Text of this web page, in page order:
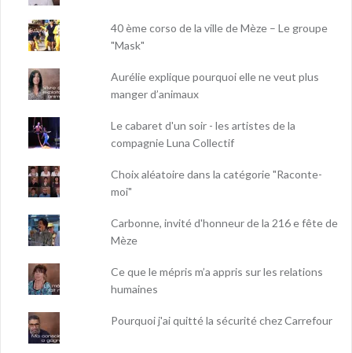
40 ème corso de la ville de Mèze – Le groupe
"Mask"
Aurélie explique pourquoi elle ne veut plus
manger d’animaux
Le cabaret d'un soir - les artistes de la
compagnie Luna Collectif
Choix aléatoire dans la catégorie "Raconte-
moi"
Carbonne, invité d'honneur de la 216 e fête de
Mèze
Ce que le mépris m’a appris sur les relations
humaines
Pourquoi j'ai quitté la sécurité chez Carrefour